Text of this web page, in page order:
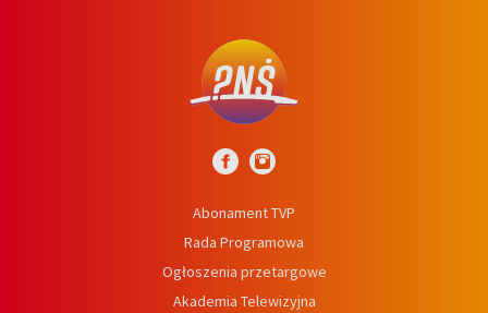
Abonament TVP
Rada Programowa
Ogłoszenia przetargowe
Akademia Telewizyjna